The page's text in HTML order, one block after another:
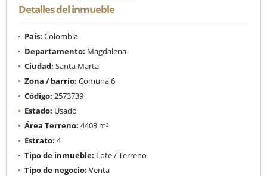
Detalles del inmueble
País: Colombia
Departamento: Magdalena
Ciudad: Santa Marta
Zona / barrio: Comuna 6
Código: 2573739
Estado: Usado
Área Terreno: 4403 m²
Estrato: 4
Tipo de inmueble: Lote / Terreno
Tipo de negocio: Venta